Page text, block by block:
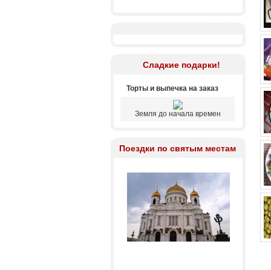
Сладкие подарки!
Торты и выпечка на заказ
Земля до начала времен
Поездки по святым местам